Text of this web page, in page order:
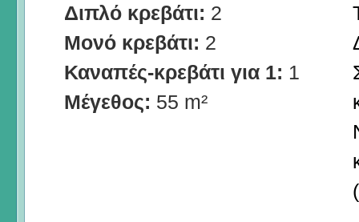
Διπλό κρεβάτι: 2
Μονό κρεβάτι: 2
Καναπές-κρεβάτι για 1: 1
Μέγεθος: 55 m²